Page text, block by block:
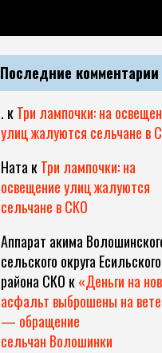
Последние комментарии
. кТри лампочки: на
улиц жалуются сельчане в
Ната кТри лампочки: на
освещение улиц жалуются
сельчане в СКО
Аппарат акима
сельского округа Есильского
района СКО к«Деньги на
асфальт выброшены на
— обращение
сельчан Волошинки